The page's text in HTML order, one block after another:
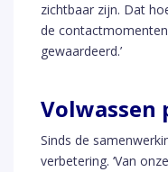
zichtbaar zijn. Dat
de
gewaardeerd.’
Volwassen
Sinds de
verbetering. ‘Van